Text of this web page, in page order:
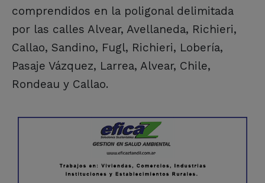
comprendidos en la poligonal delimitada
por las calles Alvear, Avellaneda, Richieri,
Callao, Sandino, Fugl, Richieri, Lobería,
Pasaje Vázquez, Larrea, Alvear, Chile,
Rondeau y Callao.